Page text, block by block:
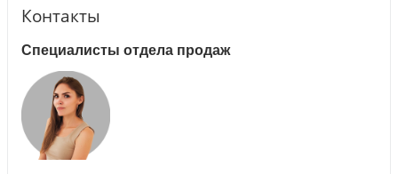
Контакты
Специалисты отдела продаж